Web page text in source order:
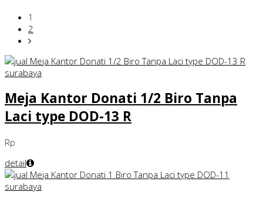
1
2
Meja Kantor Donati 1/2 Biro Tanpa
Laci type DOD-13 R
Rp
detail